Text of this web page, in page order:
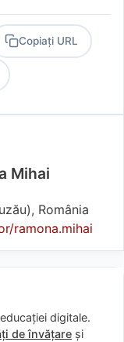
Copiați URL
Mihai
România
ramona.mihai
digitale.
de învățare și